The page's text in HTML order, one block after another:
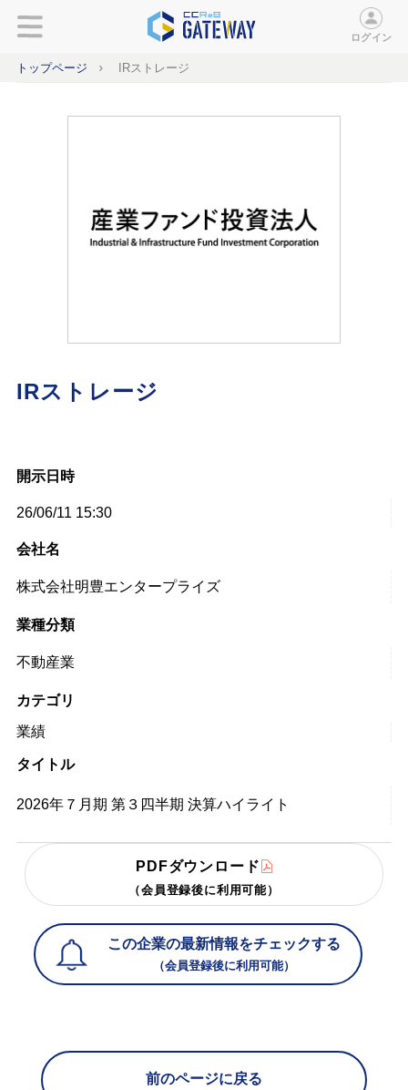
ログイン
トップページ IRストレージ
IRストレージ
開示日時
26/06/11 15:30
会社名
株式会社明豊エンタープライズ
業種分類
不動産業
カテゴリ
業績
タイトル
2026年７月期 第３四半期 決算ハイライト
PDFダウンロード
（会員登録後に利用可能）
この企業の最新情報をチェックする
（会員登録後に利用可能）
前のページに戻る